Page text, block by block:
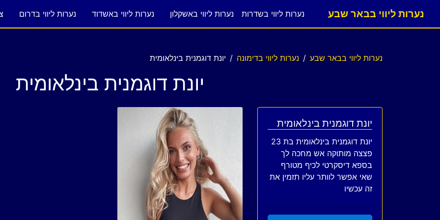
נערות ליווי בבאר שבע נערות ליווי בשדרות נערות ליווי באשקלון נערות ליווי באשדוד נערות ליווי בדרום
נערות ליווי בבאר שבע נערות ליווי בדימונה יונת דוגמנית בינלאומית
יונת דוגמנית בינלאומית
יונת דוגמנית בינלאומית
יונת דוגמנית בינלאומית בת 23
פצצה מותוקה אש מחכה לך
בספא דיסקרטי לכיף מטורף
שאי אפשר לוותר עליו תזמין את
זה עכשיו